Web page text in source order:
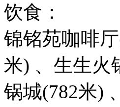
饮食：
锦铭苑咖啡
米) 、生生火
锅城(782米)